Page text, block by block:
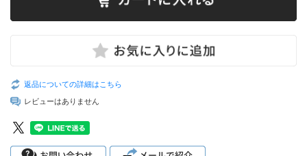
返品についての詳細はこちら
レビューはありません